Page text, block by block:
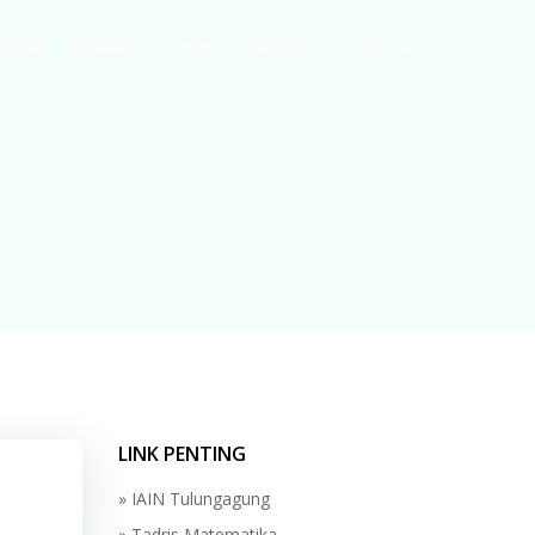
LINK PENTING
» IAIN Tulungagung